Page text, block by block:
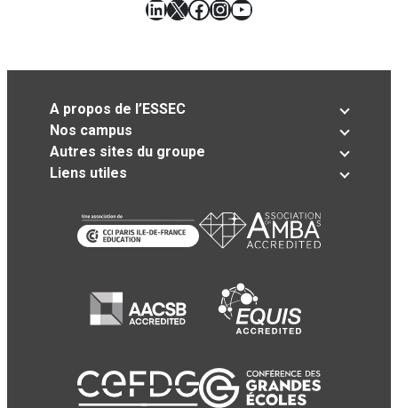
LinkedIn
X Facebook
Instagram
YouTube
A propos de l’ESSEC
Nos campus
Autres sites du groupe
Liens utiles